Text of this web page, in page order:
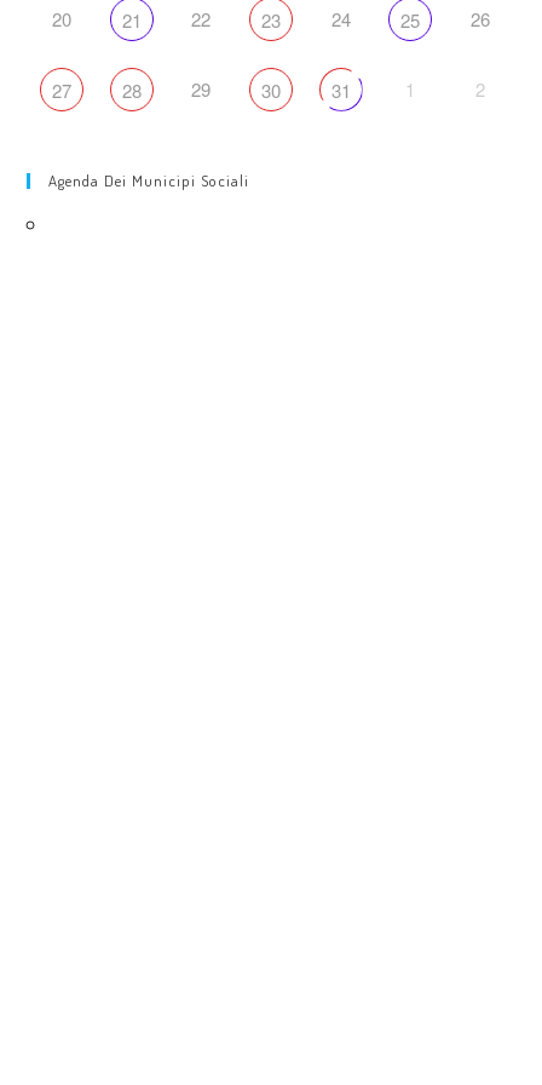
20 21 22 23 24 25 26
27 28 29 30 31 1 2
Agenda Dei Municipi Sociali